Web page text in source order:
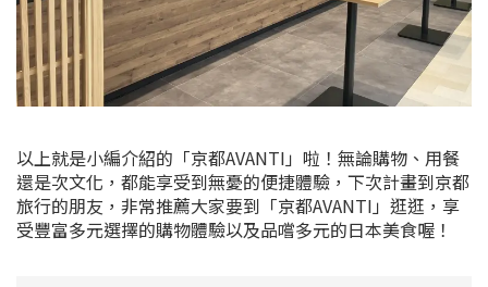
以上就是小編介紹的「京都AVANTI」啦！無論購物、用餐
還是次文化，都能享受到無憂的便捷體驗，下次計畫到京都
旅行的朋友，非常推薦大家要到「京都AVANTI」逛逛，享
受豐富多元選擇的購物體驗以及品嚐多元的日本美食喔！